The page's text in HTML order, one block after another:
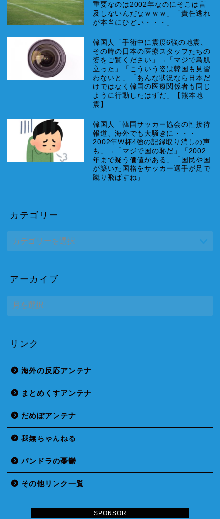
SPONSOR
重要なのは2002年なのにそこは言
及しないんだなｗｗｗ」「責任逃れ
が本当にひどい・・・」
韓国人「手術中に震度6強の地震、
その時の日本の医療スタッフたちの
姿をご覧ください」→「マジで鳥肌
立った」「こういう姿は韓国も見習
わないと」「あんな状況なら日本だ
けではなく韓国の医療関係者も同じ
ように行動したはずだ」【熊本地
震】
韓国人「韓国サッカー協会の性接待
報道、海外でも大騒ぎに・・・
2002年W杯4強の記録取り消しの声
も」→「マジで国の恥だ」「2002
年まで疑う価値がある」「国民や国
が築いた国格をサッカー選手が足で
蹴り飛ばすね」
カテゴリー
アーカイブ
ー
ブリンク
海外の反応アンテナ
まとめくすアンテナ
だめぽアンテナ
我無ちゃんねる
パンドラの憂鬱
その他リンク一覧